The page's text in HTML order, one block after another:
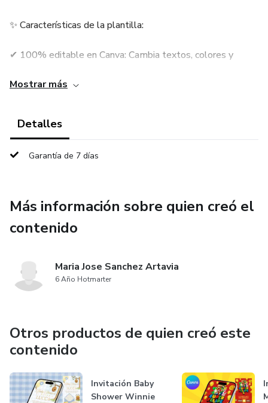
✨ Características de la plantilla:
✔ 100% editable en Canva: Cambia textos, colores y
acuarela.
diseño.
📥 ¿Cómo funciona?
1️⃣ Compra y descarga tu plantilla.
3️⃣ Guarda y comparte con tus invitados.
Sorprende a tus seres queridos con una invitación única y
personalizada, sin complicaciones. 💌✨ ¡Haz que tu boda
sea inolvidable desde el primer detalle!
Mostrar más
Detalles
Garantía de 7 días
Más información sobre quien creó el
contenido
Maria Jose Sanchez Artavia
6 Año Hotmarter
Otros productos de quien creó este
contenido
Invitación Baby
Shower Winnie